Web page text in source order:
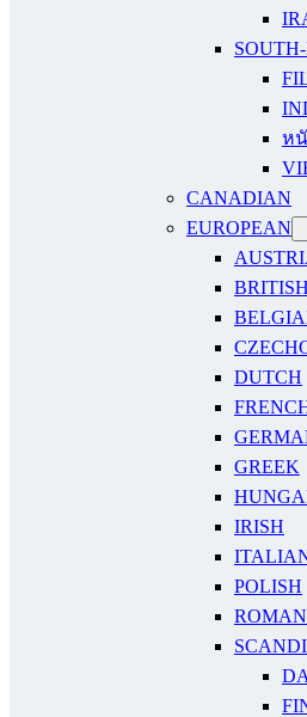
ห
CANADIAN
EUROPEAN
BRITISH
DUTCH
GREEK
IRISH
POLISH